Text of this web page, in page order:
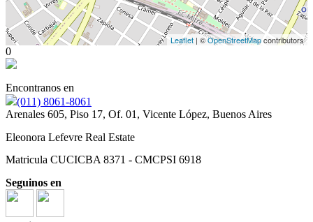
Leaflet | ©OpenStreetMapcontributors
0
Encontranos en
(011) 8061-8061
Arenales 605, Piso 17, Of. 01, Vicente López, Buenos Aires
Eleonora Lefevre Real Estate
Matricula CUCICBA 8371 - CMCPSI 6918
Seguinos en